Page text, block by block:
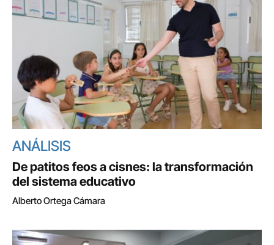
ANÁLISIS
De patitos feos a cisnes: la transformación
del sistema educativo
Alberto Ortega Cámara